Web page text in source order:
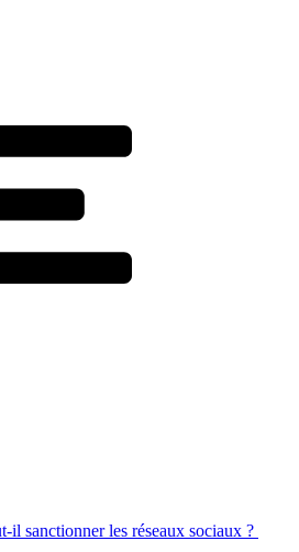
il sanctionner les réseaux sociaux ?